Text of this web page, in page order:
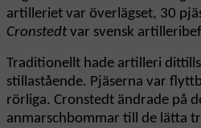
artilleriet var överlägset, 30
Cronstedtvar svensk
Traditionellt hade artilleri
stillastående. Pjäserna var
rörliga. Cronstedt ändrade på
anmarschbommar till de lätta